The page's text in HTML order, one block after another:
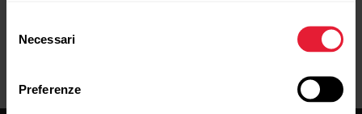
delNecessari
Preferenze